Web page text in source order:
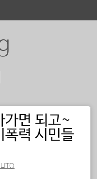
가면 되고~
폭력 시민들